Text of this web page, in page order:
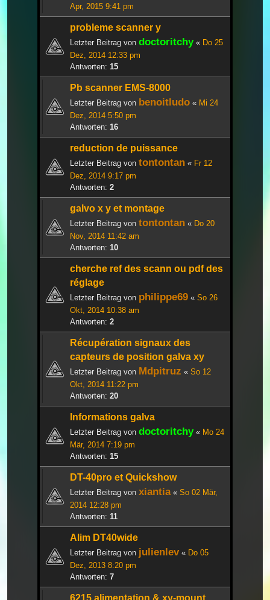
Apr, 2015 9:41 pm
probleme scanner y
Letzter Beitrag von doctoritchy« Do 25
Dez, 2014 12:33 pm
Antworten: 15
Pb scanner EMS-8000
Letzter Beitrag von benoitludo « Mi 24
Dez, 2014 5:50 pm
Antworten: 16
reduction de puissance
Letzter Beitrag von tontontan « Fr 12
Dez, 2014 9:17 pm
Antworten: 2
galvo x y et montage
Letzter Beitrag von tontontan « Do 20
Nov, 2014 11:42 am
Antworten: 10
cherche ref des scann ou pdf des
réglage
Letzter Beitrag von philippe69 « So 26
Okt, 2014 10:38 am
Antworten: 2
Récupération signaux des
capteurs de position galva xy
Letzter Beitrag von Mdpitruz « So 12
Okt, 2014 11:22 pm
Antworten: 20
Informations galva
Letzter Beitrag von doctoritchy« Mo 24
Mär, 2014 7:19 pm
Antworten: 15
DT-40pro et Quickshow
Letzter Beitrag von xiantia« So 02 Mär,
2014 12:28 pm
Antworten: 11
Alim DT40wide
Letzter Beitrag von julienlev« Do 05
Dez, 2013 8:20 pm
Antworten: 7